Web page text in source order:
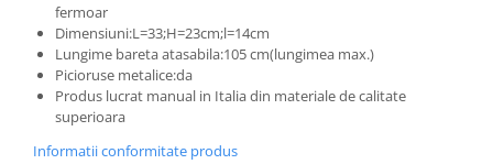
fermoar
Dimensiuni:L=33;H=23cm;l=14cm
Lungime bareta atasabila:105 cm(lungimea max.)
Picioruse metalice:da
Produs lucrat manual in Italia din materiale de calitate
superioara
Informatii conformitate produs